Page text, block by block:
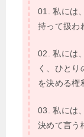
01. 私には
持って扱わ
02. 私には
く、ひとり
を決める権
03. 私には
決めて言う